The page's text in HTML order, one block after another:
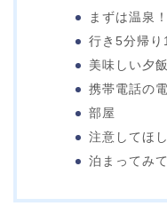
まずは温泉！
行き5分帰
美味しい夕飯
携帯電話の
部屋
注意してほ
泊まってみ